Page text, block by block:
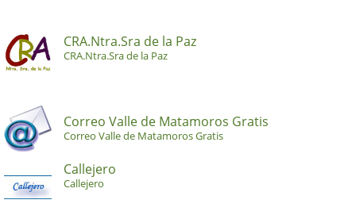
CRA.Ntra.Sra de la Paz
CRA.Ntra.Sra de la Paz
Correo Valle de Matamoros Gratis
Correo Valle de Matamoros Gratis
Callejero
Callejero